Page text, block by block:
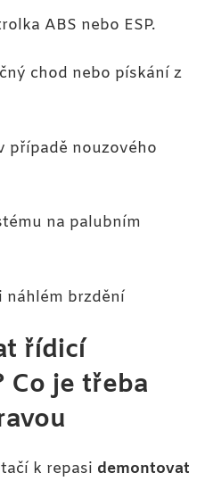
ABS nebo ESP.
chod nebo pískání z
případě nouzového
na palubním
náhlém brzdění
řídicí
Co je třeba
k repasi demontovat